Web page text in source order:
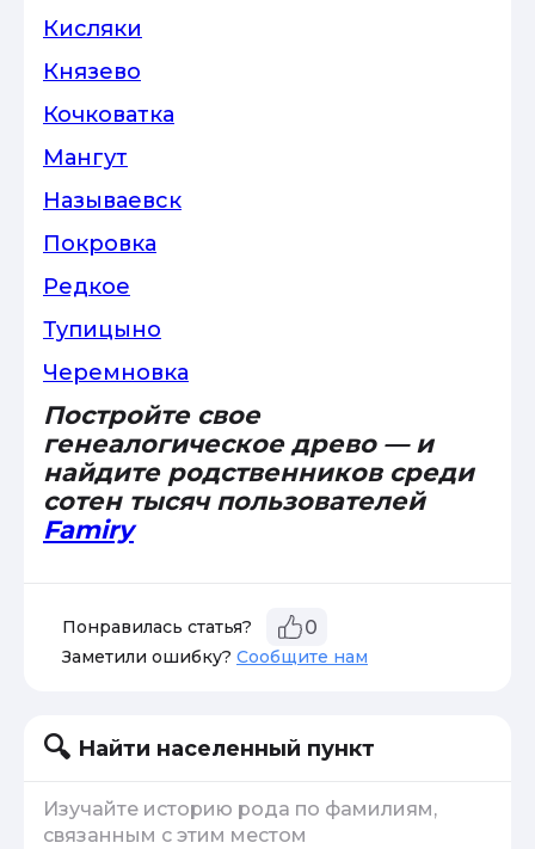
Кисляки
Князево
Кочковатка
Мангут
Называевск
Покровка
Редкое
Тупицыно
Черемновка
Постройте свое
генеалогическое древо — и
найдите родственников среди
сотен тысяч пользователей
Famiry
Понравилась статья? 0
Заметили ошибку? Сообщите нам
Найти населенный пункт
Изучайте историю рода по фамилиям,
связанным с этим местом